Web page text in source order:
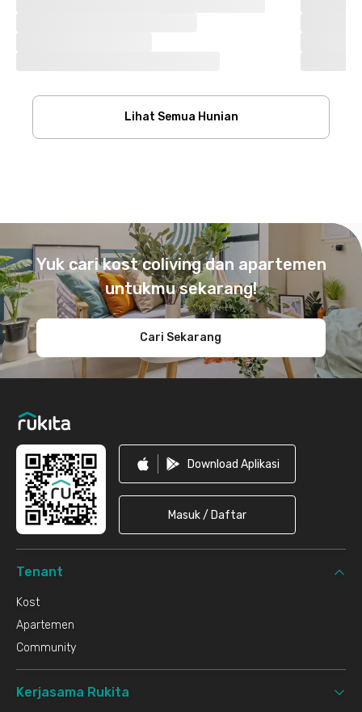
Lihat Semua Hunian
Yuk cari kost coliving dan apartemen
untukmu sekarang!
Cari Sekarang
Download Aplikasi
Masuk / Daftar
Tenant
Kost
Apartemen
Community
Kerjasama Rukita